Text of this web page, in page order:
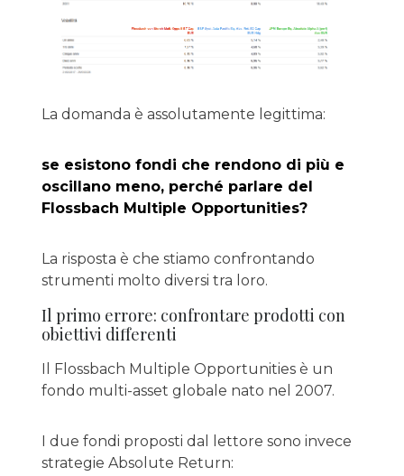
La domanda è assolutamente legittima:
se esistono fondi che rendono di più e
oscillano meno, perché parlare del
Flossbach Multiple Opportunities?
La risposta è che stiamo confrontando
strumenti molto diversi tra loro.
Il primo errore: confrontare prodotti con
obiettivi differenti
Il Flossbach Multiple Opportunities è un
fondo multi-asset globale nato nel 2007.
I due fondi proposti dal lettore sono invece
strategie Absolute Return: